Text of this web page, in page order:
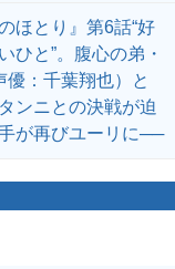
ほとり』第6話“好
ひと”。腹心の弟・
：千葉翔也）と
ンニとの決戦が迫
が再びユーリに──